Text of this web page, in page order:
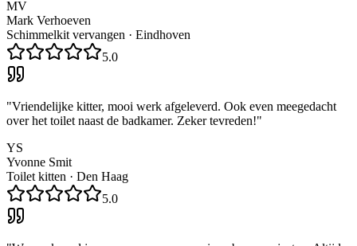
MV
Mark Verhoeven
Schimmelkit vervangen · Eindhoven
5.0
"Vriendelijke kitter, mooi werk afgeleverd. Ook even meegedacht
over het toilet naast de badkamer. Zeker tevreden!"
YS
Yvonne Smit
Toilet kitten · Den Haag
5.0